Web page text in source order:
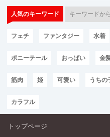
人気のキーワード キーワードか
フェチ ファンタジー 水着
ポニーテール おっぱい 金
筋肉 姫 可愛い うちの
カラフル
トップページ